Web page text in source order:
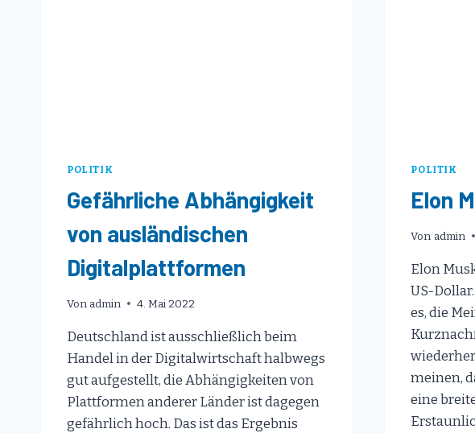
POLITIK
Gefährliche Abhängigkeit
von ausländischen
Digitalplattformen
Von admin 4. Mai 2022
Deutschland ist ausschließlich beim
Handel in der Digitalwirtschaft halbwegs
gut aufgestellt, die Abhängigkeiten von
Plattformen anderer Länder ist dagegen
gefährlich hoch. Das ist das Ergebnis
POLITIK
Elon
Von admin
Elon
US-
es, die
meinen,
eine